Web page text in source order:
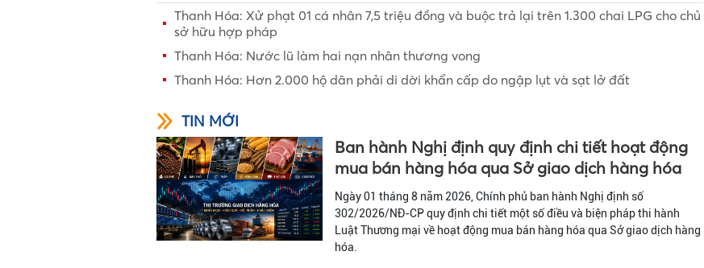
Thanh Hóa: Xử phạt 01 cá nhân 7,5 triệu đồng và buộc trả lại trên 1.300 chai LPG cho chủ
sở hữu hợp pháp
Thanh Hóa: Nước lũ làm hai nạn nhân thương vong
Thanh Hóa: Hơn 2.000 hộ dân phải di dời khẩn cấp do ngập lụt và sạt lở đất
TIN MỚI
Ban hành Nghị định quy định chi tiết hoạt động
mua bán hàng hóa qua Sở giao dịch hàng hóa
Ngày 01 tháng 8 năm 2026, Chính phủ ban hành Nghị định số
302/2026/NĐ-CP quy định chi tiết một số điều và biện pháp thi hành
Luật Thương mại về hoạt động mua bán hàng hóa qua Sở giao dịch hàng
hóa.